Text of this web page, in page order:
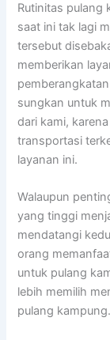
Rutinitas pulang
saat ini tak lagi
tersebut
memberikan
sungkan untuk
dari kami,
transportasi
layanan ini.
Walaupun
yang tinggi
mendatangi
orang
untuk pulang
lebih memilih
pulang kampung.